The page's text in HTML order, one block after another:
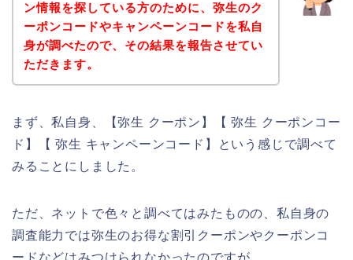
ン情報を探している方のために、弥生のク
ーポンコードやキャンペーンコードを私自
身が調べたので、その結果を報告させてい
ただきます。
まず、私自身、【弥生 クーポン】【 弥生 クーポンコー
ド】【 弥生 キャンペーンコード】という感じで調べて
みることにしました。
ただ、ネットで色々と調べてはみたものの、私自身の
調査能力では弥生のお得な割引クーポンやクーポンコ